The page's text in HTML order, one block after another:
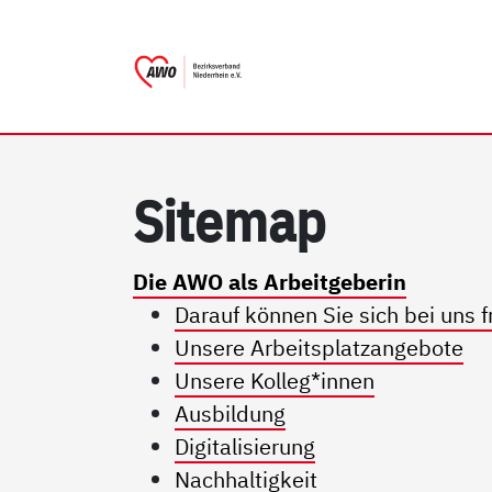
Si­te­map
Die AWO als Arbeitgeberin
Darauf können Sie sich bei uns
Unsere Arbeitsplatzangebote
Unsere Kolleg*innen
Ausbildung
Digitalisierung
Nachhaltigkeit